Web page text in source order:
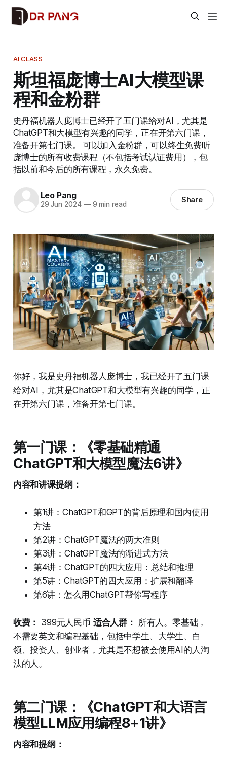
AI CLASS
斯坦福庞博士AI大模型课
程和金粉群
史丹福机器人庞博士已经开了五门课给对AI，尤其是
ChatGPT和大模型有兴趣的同学，正在开第六门课，
准备开第七门课。 可以加入金粉群，可以终生免费听
庞博士的所有收费课程（不包括考试认证费用），包
括以前和今后的所有课程，永久免费。
Leo Pang
29 Jun 2024 —9 min read Share
你好，我是史丹福机器人庞博士，我已经开了五门课
给对AI，尤其是ChatGPT和大模型有兴趣的同学，正
在开第六门课，准备开第七门课。
第一门课：《零基础精通
ChatGPT和大模型魔法6讲》
内容和讲课提纲：
第1讲：ChatGPT和GPT的背后原理和国内使用
方法
第2讲：ChatGPT魔法的两大准则
第3讲：ChatGPT魔法的渐进式方法
第4讲：ChatGPT的四大应用：总结和推理
第5讲：ChatGPT的四大应用：扩展和翻译
第6讲：怎么用ChatGPT帮你写程序
收费： 399元人民币 适合人群：
所有人。零基础，
不需要英文和编程基础，包括中学生、大学生、白
领、投资人、创业者，尤其是不想被会使用AI的人淘
汰的人。
第二门课：《ChatGPT和大语言
模型LLM应用编程8+1讲》
内容和提纲：